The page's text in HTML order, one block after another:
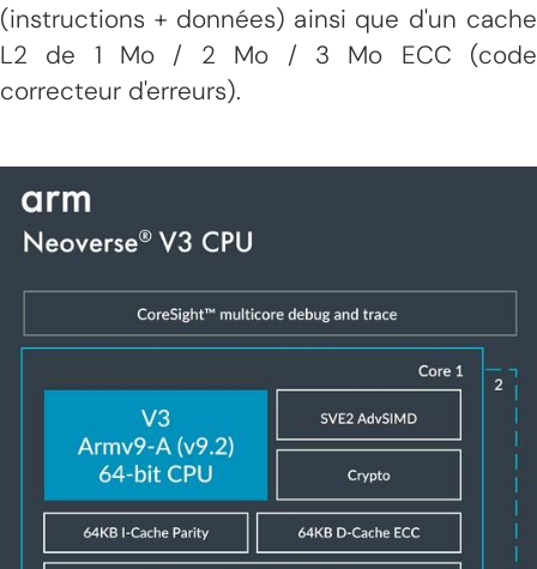
(instructions + données) ainsi que d'un cache
L2 de 1 Mo / 2 Mo / 3 Mo ECC (code
correcteur d'erreurs).